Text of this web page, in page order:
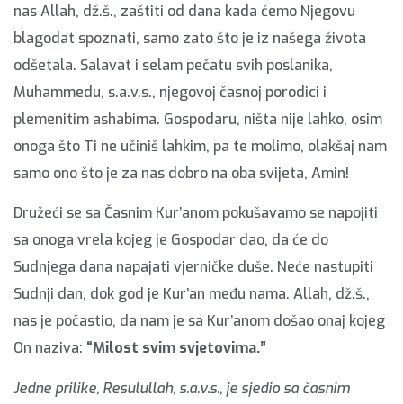
nas Allah, dž.š., zaštiti od dana kada ćemo Njegovu
blagodat spoznati, samo zato što je iz našega života
odšetala. Salavat i selam pečatu svih poslanika,
Muhammedu, s.a.v.s., njegovoj časnoj porodici i
plemenitim ashabima. Gospodaru, ništa nije lahko, osim
onoga što Ti ne učiniš lahkim, pa te molimo, olakšaj nam
samo ono što je za nas dobro na oba svijeta, Amin!
Družeći se sa Časnim Kur’anom pokušavamo se napojiti
sa onoga vrela kojeg je Gospodar dao, da će do
Sudnjega dana napajati vjerničke duše. Neće nastupiti
Sudnji dan, dok god je Kur’an među nama. Allah, dž.š.,
nas je počastio, da nam je sa Kur’anom došao onaj kojeg
On naziva: “Milost svim svjetovima.”
Jedne prilike, Resulullah, s.a.v.s., je sjedio sa časnim